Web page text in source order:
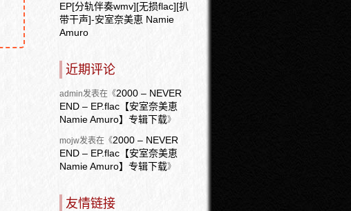
EP[分轨伴奏wmv][无损flac][扒
带干声]-安室奈美恵 Namie
Amuro
近期评论
admin发表在《2000 – NEVER
END – EP.flac【安室奈美恵
Namie Amuro】专辑下载》
mojw发表在《2000 – NEVER
END – EP.flac【安室奈美恵
Namie Amuro】专辑下载》
友情链接